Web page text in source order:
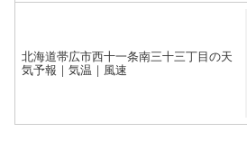
北海道帯広市西十一条南三十三丁目の天
気予報｜気温｜風速